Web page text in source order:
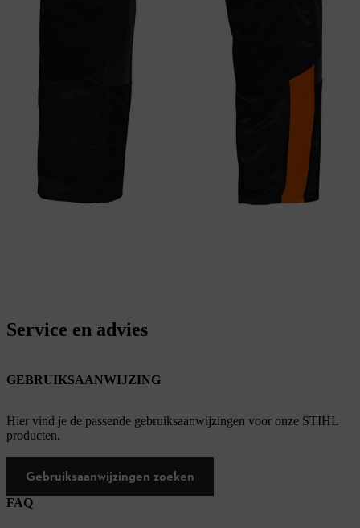
Service en advies
GEBRUIKSAANWIJZING
Hier vind je de passende gebruiksaanwijzingen voor onze STIHL
producten.
Gebruiksaanwijzingen zoeken
FAQ